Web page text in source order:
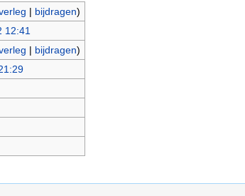
| bijdragen)
12:41
| bijdragen)